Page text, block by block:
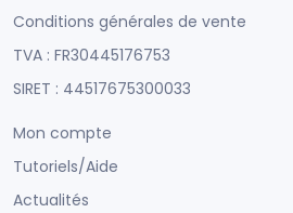
Conditions générales de vente
TVA : FR30445176753
SIRET : 44517675300033
Mon compte
Tutoriels/Aide
Actualités